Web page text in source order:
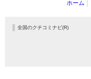
ホーム
全国のクチコミナビ(R)